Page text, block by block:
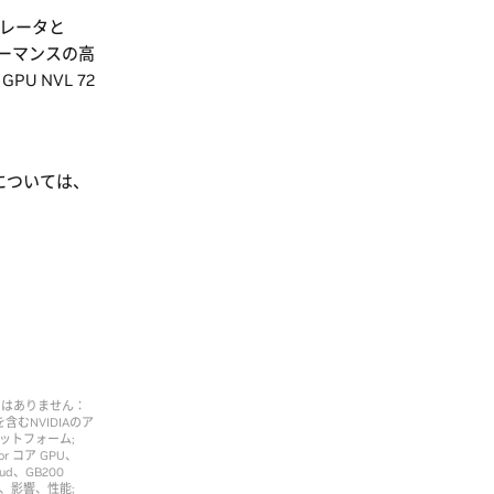
ータと
マンスの高
NVL 72
いては、
ありません：
むNVIDIAのア
トフォーム;
ア GPU、
、GB200
影響、性能;